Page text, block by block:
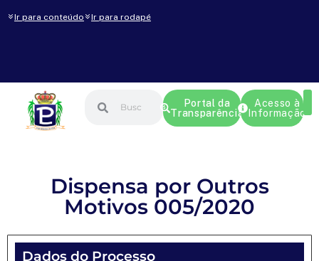
Ir para conteúdo Ir para rodapé
Portal da
Transparência
Acesso à
Informação
Dispensa por Outros
Motivos 005/2020
Dados do Processo